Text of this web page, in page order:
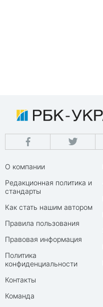
О компании
Редакционная политика и
стандарты
Как стать нашим автором
Правила пользования
Правовая информация
Политика
конфиденциальности
Контакты
Команда